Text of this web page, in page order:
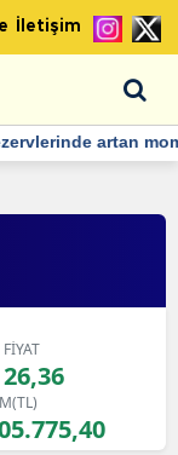
İletişim
devam ediyor
FİYAT
26,36